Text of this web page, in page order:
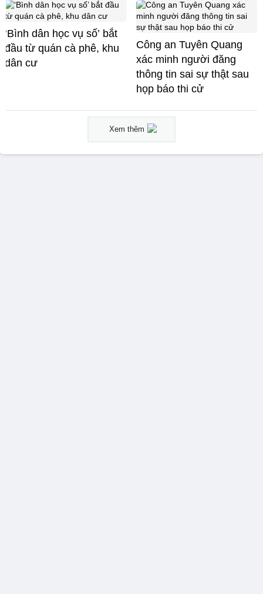
‘Bình dân học vụ số’ bắt
đầu từ quán cà phê, khu
dân cư
Công an Tuyên Quang
xác minh người đăng
thông tin sai sự thật sau
họp báo thi cử
Xem thêm